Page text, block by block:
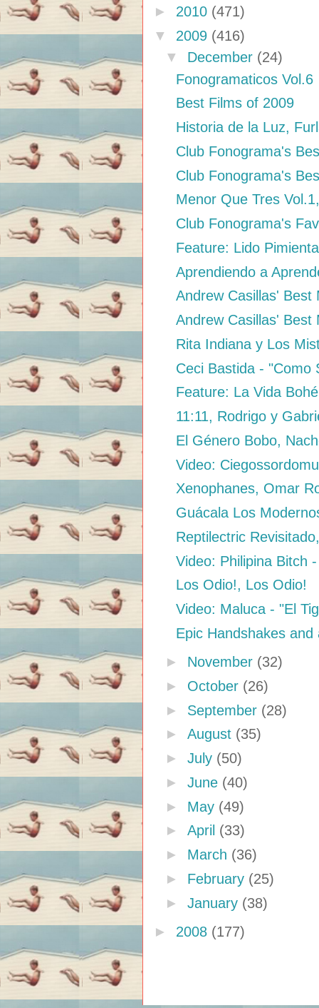
► 2010 (471)
▼ 2009 (416)
▼ December (24)
Fonogramaticos Vol.6
Best Films of 2009
Historia de la Luz,
Club Fonograma's
Club Fonograma's
Menor Que Tres
Club Fonograma's
Feature: Lido
Aprendiendo a
Andrew Casillas' Best
Andrew Casillas'
Rita Indiana y Los
Ceci Bastida - "Como
Feature: La Vida
11:11, Rodrigo y
El Género Bobo,
Video:
Xenophanes, Omar
Guácala Los
Reptilectric
Video: Philipina Bitch
Los Odio!, Los Odio!
Video: Maluca - "El
Epic Handshakes
► November (32)
► October (26)
► September (28)
► August (35)
► July (50)
► June (40)
► May (49)
► April (33)
► March (36)
► February (25)
► January (38)
► 2008 (177)